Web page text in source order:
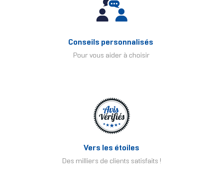
Conseils personnalisés
Pour vous aider à choisir
Vers les étoiles
Des milliers de clients satisfaits !